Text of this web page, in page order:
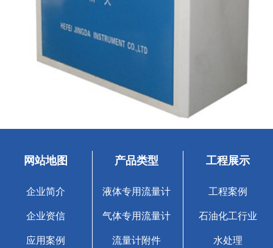
网站地图
企业简介
企业资信
应用案例
产品类型
液体专用流量计
气体专用流量计
流量计附件
工程展示
工程案例
石油化工行业
水处理